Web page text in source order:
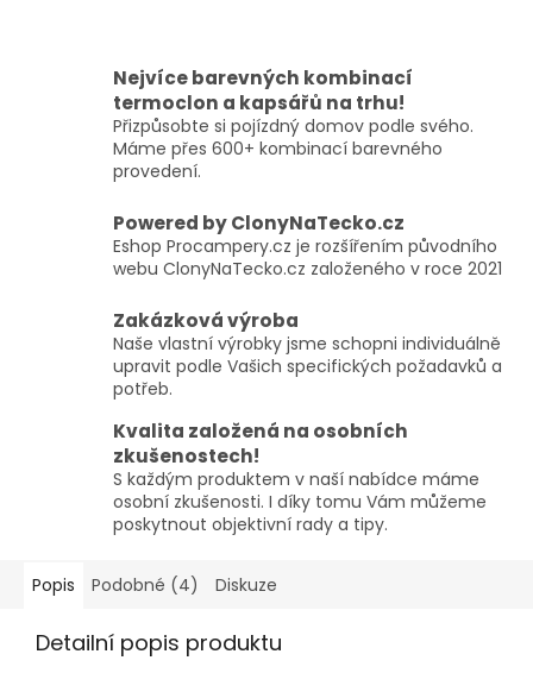
Nejvíce barevných kombinací
termoclon a kapsářů na trhu!
Přizpůsobte si pojízdný domov podle svého.
Máme přes 600+ kombinací barevného
provedení.
Powered by ClonyNaTecko.cz
Eshop Procampery.cz je rozšířením původního
webu ClonyNaTecko.cz založeného v roce 2021
Zakázková výroba
Naše vlastní výrobky jsme schopni individuálně
upravit podle Vašich specifických požadavků a
potřeb.
Kvalita založená na osobních
zkušenostech!
S každým produktem v naší nabídce máme
osobní zkušenosti. I díky tomu Vám můžeme
poskytnout objektivní rady a tipy.
Popis Podobné (4) Diskuze
Detailní popis produktu